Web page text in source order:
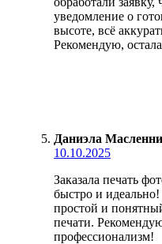
уведомление о
высоте, всё
Рекомендую,
Даниэла
10.10.2025
Заказала печать
быстро и
простой и
печати.
профессионализм!